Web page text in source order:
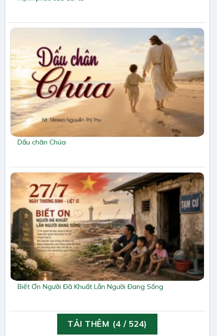
Dấu chân Chúa
Biết Ơn Người Đã Khuất Lẫn Người Đang Sống
TẢI THÊM (4 / 524)